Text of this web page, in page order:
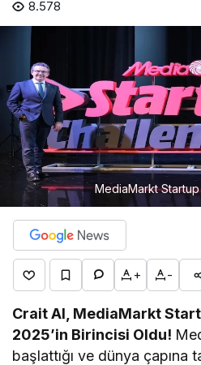
8.578
MediaMarkt
+ -
Crait AI, MediaMarkt
2025’in Birincisi Oldu!
başlattığı ve dünya çapına